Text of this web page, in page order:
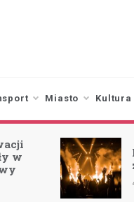
Miasto Kultura
w